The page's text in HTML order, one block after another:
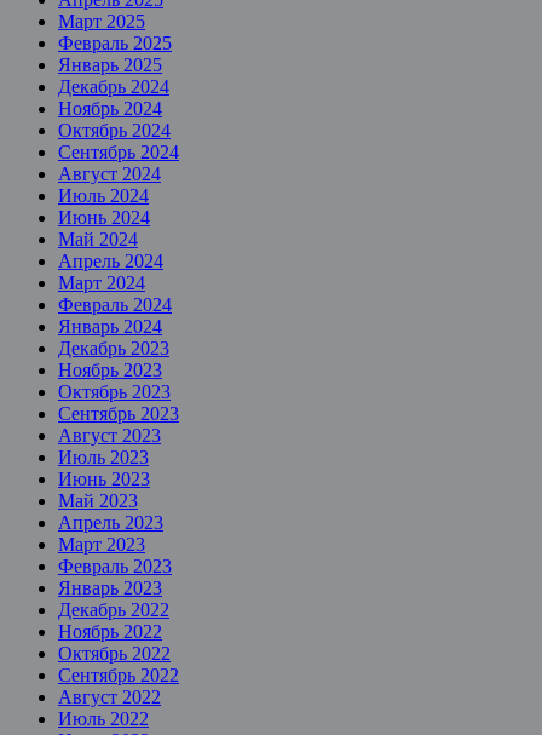
Март 2025
Февраль 2025
Январь 2025
Декабрь 2024
Ноябрь 2024
Октябрь 2024
Сентябрь 2024
Август 2024
Июль 2024
Июнь 2024
Май 2024
Апрель 2024
Март 2024
Февраль 2024
Январь 2024
Декабрь 2023
Ноябрь 2023
Октябрь 2023
Сентябрь 2023
Август 2023
Июль 2023
Июнь 2023
Май 2023
Апрель 2023
Март 2023
Февраль 2023
Январь 2023
Декабрь 2022
Ноябрь 2022
Октябрь 2022
Сентябрь 2022
Август 2022
Июль 2022